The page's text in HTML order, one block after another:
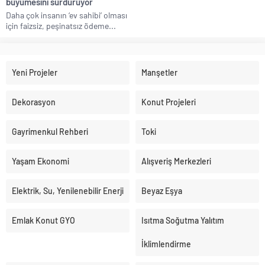
Daha çok insanın ‘ev sahibi’ olması
için faizsiz, peşinatsız ödeme...
Yeni Projeler Manşetler
Dekorasyon Konut Projeleri
Gayrimenkul Rehberi Toki
Yaşam Ekonomi Alışveriş Merkezleri
Elektrik, Su, Yenilenebilir Enerji Beyaz Eşya
Emlak Konut GYO Isıtma Soğutma Yalıtım
İklimlendirme